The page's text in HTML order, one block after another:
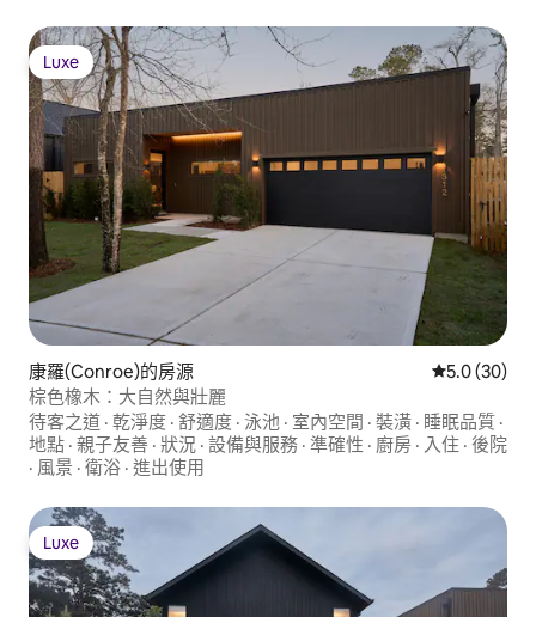
Luxe
Luxe
康羅(Conroe)的房源 從 30 則評
5.0 (30)
棕色橡木：大自然與壯麗
待客之道 · 乾淨度 · 舒適度 · 泳池 · 室內空間 · 裝潢 · 睡眠品質 ·
地點 · 親子友善 · 狀況 · 設備與服務 · 準確性 · 廚房 · 入住 · 後院
· 風景 · 衛浴 · 進出使用
Luxe
Luxe